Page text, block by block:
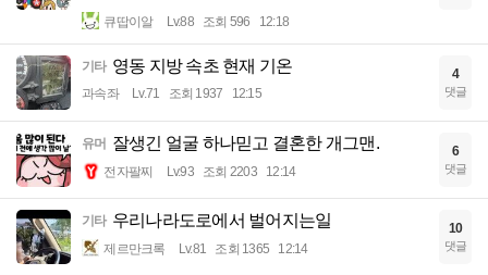
큐땁이알 Lv.88 조회 596 12:18
기타 영동 지방 속초 현재 기온
과속좌 Lv.71 조회 1937 12:15
4
댓글
유머 잘생긴 얼굴 하나믿고 결혼한 개그맨.
전자팔찌 Lv.93 조회 2203 12:14
6
댓글
기타 우리나라도로에서 벌어지는일
제르만크록 Lv.81 조회 1365 12:14
10
댓글